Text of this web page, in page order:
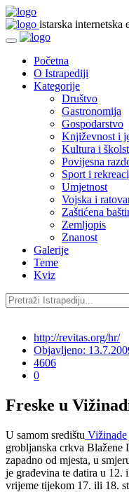
istarska internetska
Početna
O Istrapediji
Kategorije
Društvo
Gastronomija
Gospodarstvo
Književnost i
Kultura i
Povijesna
Sport i
Umjetnost
Vojska i
Zaštićena
Zemljopis
Znanost
Galerije
Teme
Kviz
http://revitas.org/hr/
Objavljeno:
4606
0
Freske u
U samom središtu Vižinade
grobljanska crkva Blažene
zapadno od mjesta, u
je građevina te datira u 12.
vrijeme tijekom 17. ili 18.